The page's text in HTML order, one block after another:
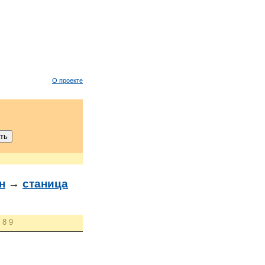
О проекте
→ станица
8 9